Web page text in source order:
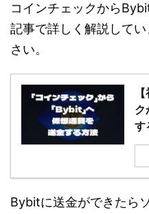
コインチェックから
記事で詳しく解説して
さい。
ク
す
Bybitに送金ができたら